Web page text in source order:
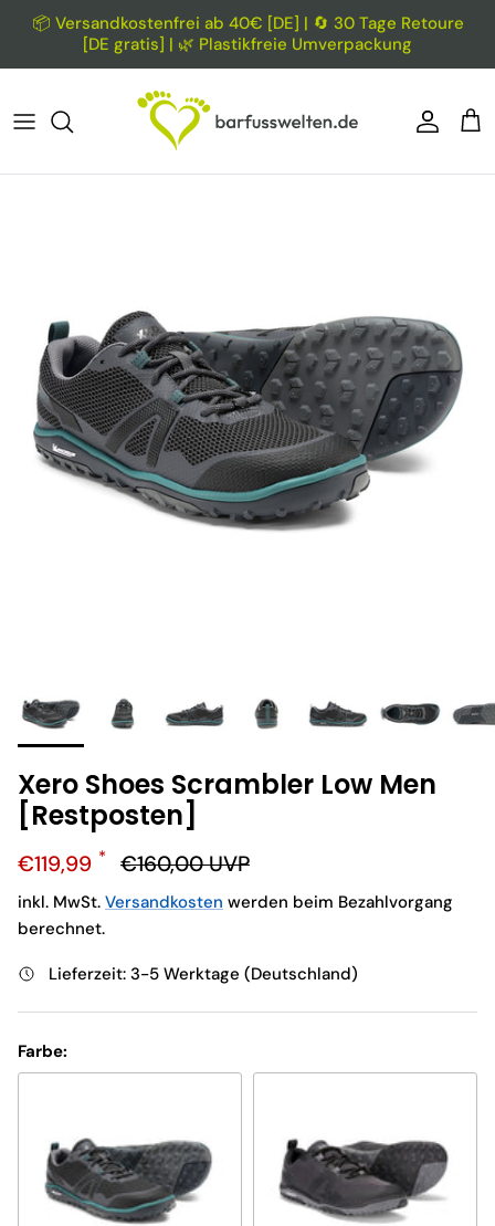
Direkt zum Inhalt
📦 Versandkostenfrei ab 40€ [DE] | 🔄 30 Tage Retoure
[DE gratis] | 🌿 Plastikfreie Umverpackung
Konto
Xero Shoes Scrambler Low Men
[Restposten]
Verkaufspreis
€119,99 Normaler Preis
€160,00UVP
inkl. MwSt. Versandkosten werden beim Bezahlvorgang
berechnet.
Lieferzeit: 3-5 Werktage (Deutschland)
Farbe:
black shale black